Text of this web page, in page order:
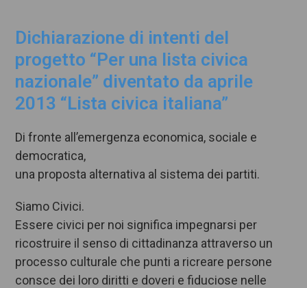
Dichiarazione di intenti del
progetto “Per una lista civica
nazionale” diventato da aprile
2013 “Lista civica italiana”
Di fronte all’emergenza economica, sociale e
democratica,
una proposta alternativa al sistema dei partiti.
Siamo Civici.
Essere civici per noi significa impegnarsi per
ricostruire il senso di cittadinanza attraverso un
processo culturale che punti a ricreare persone
consce dei loro diritti e doveri e fiduciose nelle